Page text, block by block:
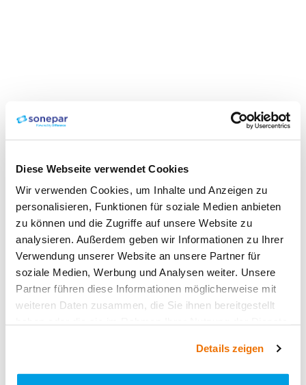
Diese Webseite verwendet Cookies
Wir verwenden Cookies, um Inhalte und Anzeigen zu
personalisieren, Funktionen für soziale Medien anbieten
zu können und die Zugriffe auf unsere Website zu
analysieren. Außerdem geben wir Informationen zu Ihrer
Verwendung unserer Website an unsere Partner für
soziale Medien, Werbung und Analysen weiter. Unsere
Partner führen diese Informationen möglicherweise mit
weiteren Daten zusammen, die Sie ihnen bereitgestellt
Details zeigen